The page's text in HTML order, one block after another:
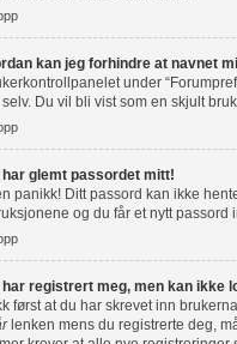
kan jeg forhindre at navnet
under
Du vil bli vist som en skjult
har glemt passordet mitt!
panikk! Ditt passord kan ikke
og du får et nytt passord
registrert meg, men kan ikke
først at du har skrevet inn
lenken mens du registrerte deg,